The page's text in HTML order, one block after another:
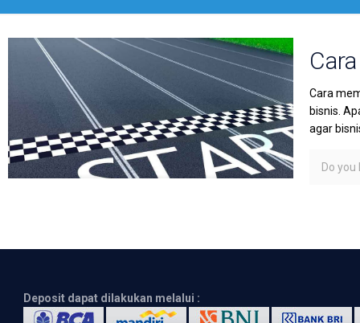
Cara
bisnis.
agar
Do you
Deposit dapat dilakukan melalui :